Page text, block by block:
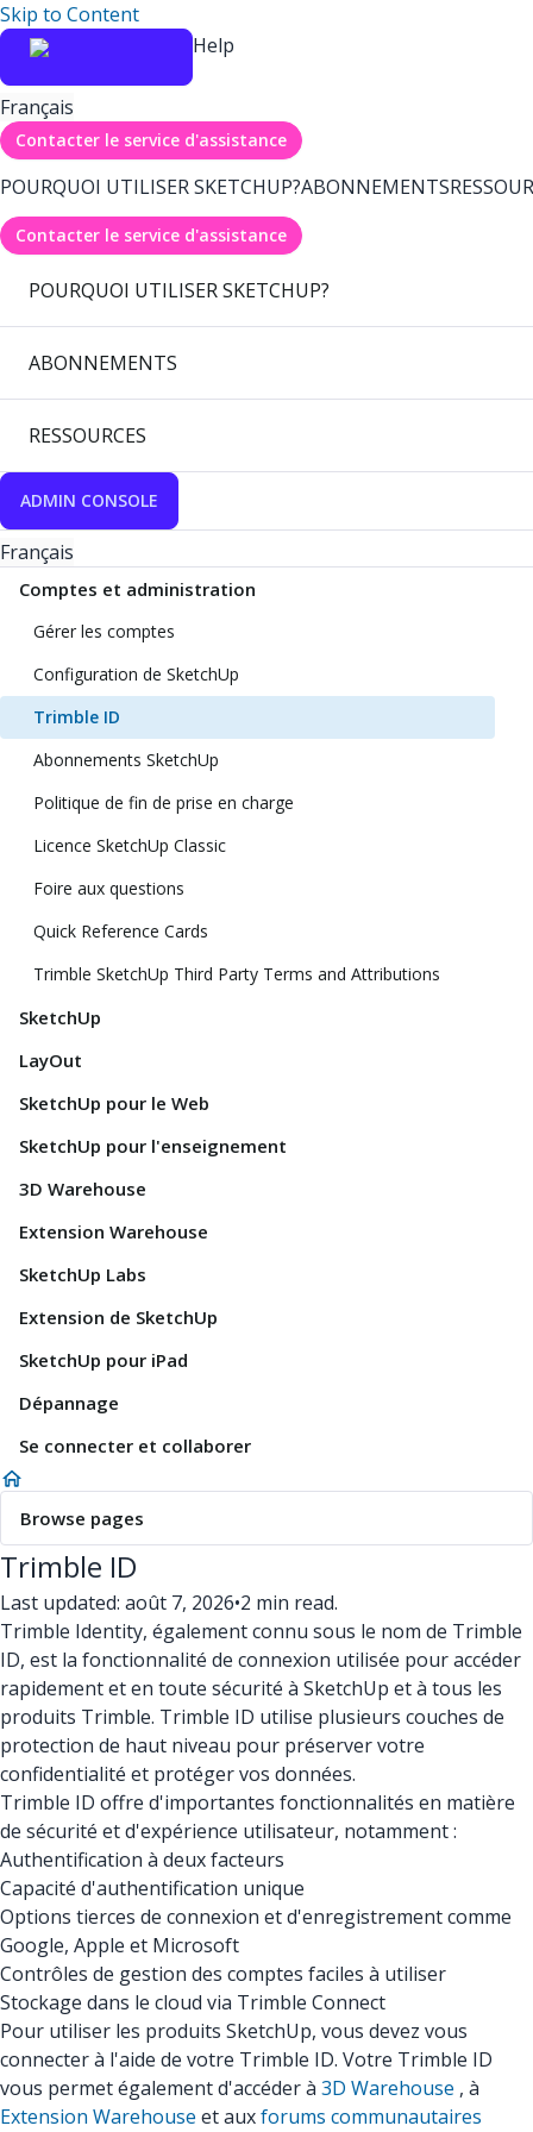
Skip to Content
Help
Français
Contacter le service d'assistance
POURQUOI UTILISER SKETCHUP?ABONNEMENTS
Contacter le service d'assistance
POURQUOI UTILISER SKETCHUP?
ABONNEMENTS
RESSOURCES
ADMIN CONSOLE
Français
Comptes et administration
Gérer les comptes
Configuration de SketchUp
Trimble ID
Abonnements SketchUp
Politique de fin de prise en charge
Licence SketchUp Classic
Foire aux questions
Quick Reference Cards
Trimble SketchUp Third Party Terms and Attributions
SketchUp
LayOut
SketchUp pour le Web
SketchUp pour l'enseignement
3D Warehouse
Extension Warehouse
SketchUp Labs
Extension de SketchUp
SketchUp pour iPad
Dépannage
Se connecter et collaborer
Browse pages
Trimble ID
Last updated: août 7, 2026•2 min read.
Trimble Identity, également connu sous le nom de Trimble
ID, est la fonctionnalité de connexion utilisée pour accéder
rapidement et en toute sécurité à SketchUp et à tous les
produits Trimble. Trimble ID utilise plusieurs couches de
protection de haut niveau pour préserver votre
confidentialité et protéger vos données.
Trimble ID offre d'importantes fonctionnalités en matière
de sécurité et d'expérience utilisateur, notamment :
Authentification à deux facteurs
Capacité d'authentification unique
Options tierces de connexion et d'enregistrement comme
Google, Apple et Microsoft
Contrôles de gestion des comptes faciles à utiliser
Stockage dans le cloud via Trimble Connect
Pour utiliser les produits SketchUp, vous devez vous
connecter à l'aide de votre Trimble ID. Votre Trimble ID
vous permet également d'accéder à 3D Warehouse , à
Extension Warehouse et auxforums communautaires